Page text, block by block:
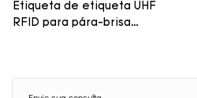
Etiqueta de etiqueta UHF
RFID para pára-brisa